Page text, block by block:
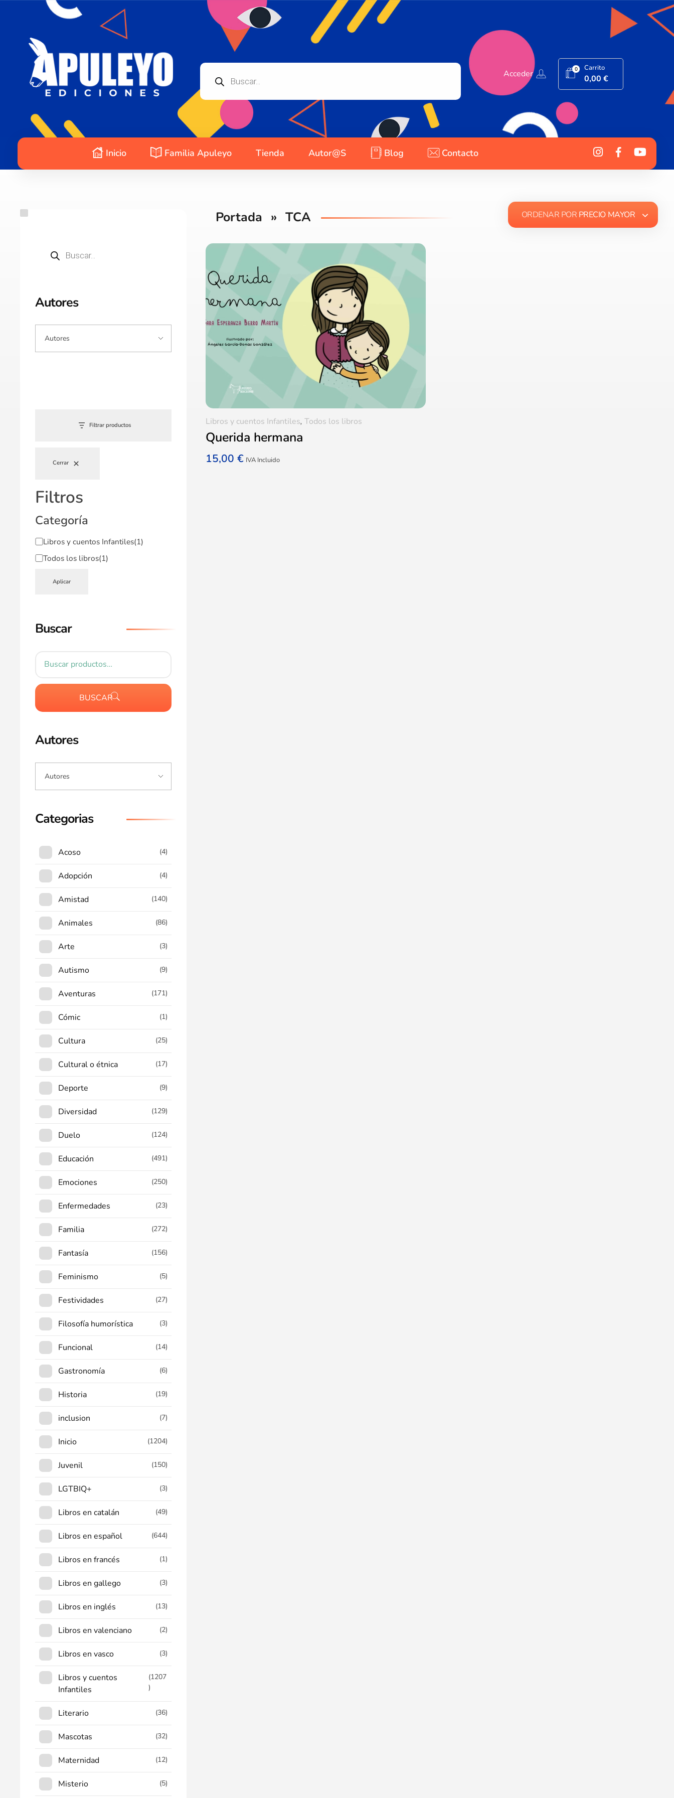
Acceder 0 Carrito
0,00€
Inicio Familia Apuleyo Tienda Autor@s Blog Contacto
Portada » TCA ORDENAR POR PRECIO MAYOR
Querida hermana
15,00€ IVA Incluido
Libros y cuentos Infantiles,Todos los libros
Autores
Filtrar productos
Cerrar
Filtros
Categoría
Libros y cuentos Infantiles(1)
Todos los libros(1)
Aplicar
Buscar
BUSCAR
Autores
Categorias
Acoso (4)
Adopción (4)
Amistad (140)
Animales (86)
Arte (3)
Autismo (9)
Aventuras (171)
Cómic (1)
Cultura (25)
Cultural o étnica (17)
Deporte (9)
Diversidad (129)
Duelo (124)
Educación (491)
Emociones (250)
Enfermedades (23)
Familia (272)
Fantasía (156)
Feminismo (5)
Festividades (27)
Filosofía humorística (3)
Funcional (14)
Gastronomía (6)
Historia (19)
inclusion (7)
Inicio (1204)
Juvenil (150)
LGTBIQ+ (3)
Libros en catalán (49)
Libros en español (644)
Libros en francés (1)
Libros en gallego (3)
Libros en inglés (13)
Libros en valenciano (2)
Libros en vasco (3)
Libros y cuentos
Infantiles
(1207
)
Literario (36)
Mascotas (32)
Maternidad (12)
Misterio (5)